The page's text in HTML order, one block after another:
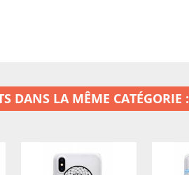
DANS LA MÊME CATÉGORIE :